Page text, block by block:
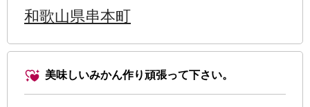
和歌山県串本町
美味しいみかん作り頑張って下さい。